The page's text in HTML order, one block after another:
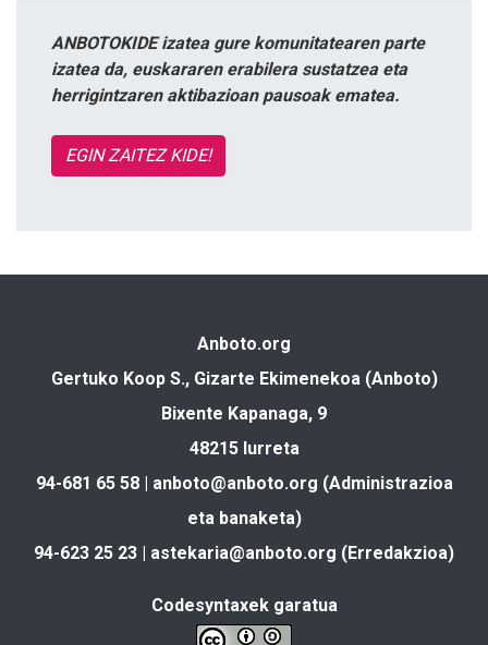
ANBOTOKIDE izatea gure komunitatearen parte
izatea da, euskararen erabilera sustatzea eta
herrigintzaren aktibazioan pausoak ematea.
EGIN ZAITEZ KIDE!
Anboto.org
Gertuko Koop S., Gizarte Ekimenekoa (Anboto)
Bixente Kapanaga, 9
48215 Iurreta
94-681 65 58 | anboto@anboto.org (Administrazioa
eta banaketa)
94-623 25 23 | astekaria@anboto.org (Erredakzioa)
Codesyntaxek garatua